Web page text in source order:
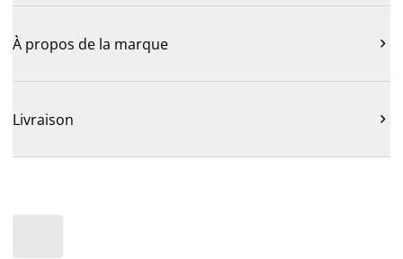
À propos de la marque 
Livraison 